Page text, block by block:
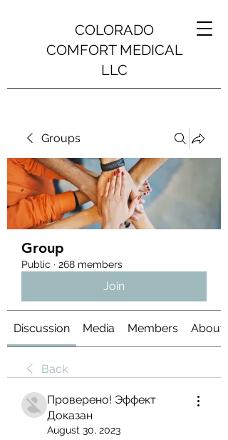
COLORADO
COMFORT MEDICAL
LLC
Groups
Group
Public · 268 members
Join
Discussion Media Members About
Back
Проверено! Эффект
Доказан
August 30, 2023